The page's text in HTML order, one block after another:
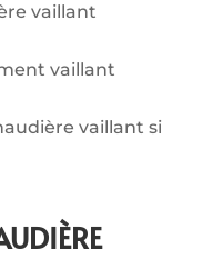
vaillant
vaillant
vaillant si